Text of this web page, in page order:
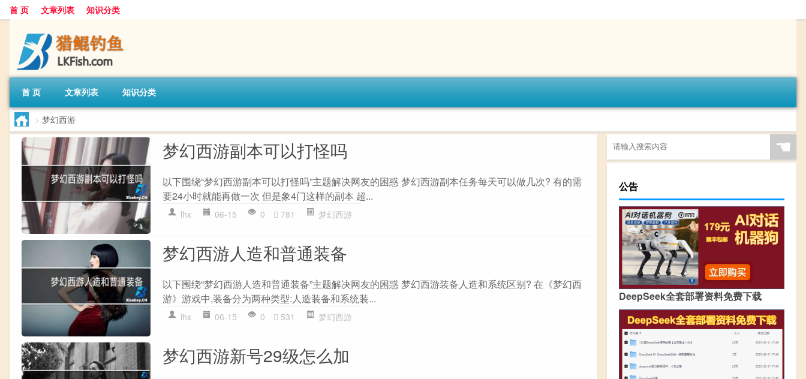
首 页 文章列表 知识分类
首 页 文章列表 知识分类
> 梦幻西游
梦幻西游副本可以打怪吗
以下围绕“梦幻西游副本可以打怪吗”主题解决网友的困惑 梦幻西游副本任务每天可以做几次? 有的需
要24小时就能再做一次 但是象4门这样的副本 超...
lhx 06-15 0 781 梦幻西游
梦幻西游人造和普通装备
以下围绕“梦幻西游人造和普通装备”主题解决网友的困惑 梦幻西游装备人造和系统区别? 在《梦幻西
游》游戏中,装备分为两种类型:人造装备和系统装...
lhx 06-15 0 531 梦幻西游
梦幻西游新号29级怎么加
☚
公告
DeepSeek全套部署资料免费下载